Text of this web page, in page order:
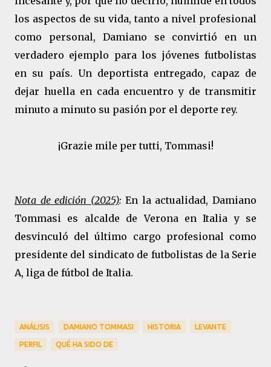
los aspectos de su vida, tanto a nivel profesional
como personal, Damiano se convirtió en un
verdadero ejemplo para los jóvenes futbolistas
en su país. Un deportista entregado, capaz de
dejar huella en cada encuentro y de transmitir
minuto a minuto su pasión por el deporte rey.
¡Grazie mile per tutti, Tommasi!
Nota de edición (2025): En la actualidad, Damiano
Tommasi es alcalde de Verona en Italia y se
desvinculó del último cargo profesional como
presidente del sindicato de futbolistas de la Serie
A, liga de fútbol de Italia.
ANÁLISIS DAMIANO TOMMASI HISTORIA LEVANTE
PERFIL QUÉ HA SIDO DE